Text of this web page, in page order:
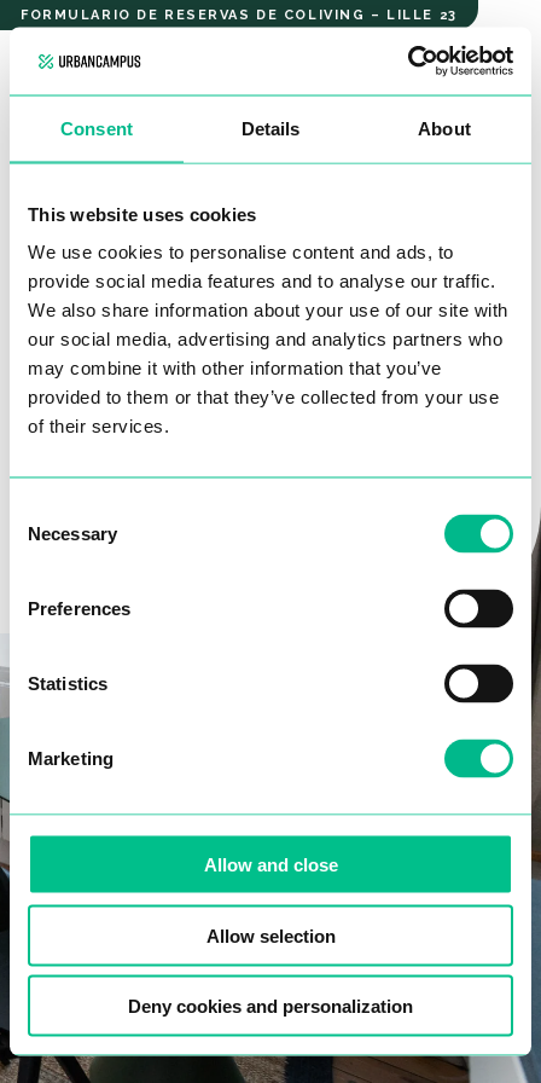
Consent Details About
This website uses cookies
We use cookies to personalise content and ads, to
provide social media features and to analyse our traffic.
We also share information about your use of our site with
our social media, advertising and analytics partners who
may combine it with other information that you’ve
provided to them or that they’ve collected from your use
of their services.
Selection
Necessary
Preferences
Statistics
Marketing
Allow and close
Allow selection
Deny cookies and personalization
FORMULARIO DE RESERVAS DE COLIVING – LILLE 23
SAINT SO'
STANDARD STUDIO
¡Hola!
Rellena este formulario, sin compromiso.y nospondremos
en contacto contigopara proseguir el proceso de reserva.
Solo tienes quecontestar 5 preguntas. No te llevará más de
2 minutos.
¡MANOS A LA OBRA!
Por favor, revisa tus datos de contacto para que
nuestro equipo pueda comunicarse contigo
rápidamentey acompañarte en tu búsqueda de
alojamiento.
Nombre*
Email*
Fecha de nacimiento*
Confirmo que he leído y acepto la política de
protección de datos.
Saint So'
studio